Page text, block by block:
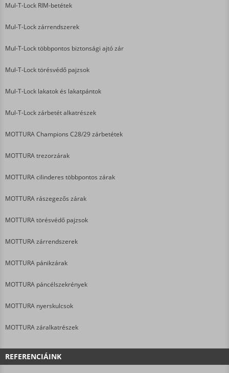
Mul-T-Lock RIM-betétek
Mul-T-Lock zárrendszerek
Mul-T-Lock többpontos biztonsági ajtó zár
Mul-T-Lock törésvédő pajzsok
Mul-T-Lock lakatok és lakatpántok
Mul-T-Lock zárbetét alkatrészek
MOTTURA Champions C28/29 zárbetétek
MOTTURA trezorzárak
MOTTURA cilinderes többpontos zárak
MOTTURA rászegezős zárak
MOTTURA törésvédő pajzsok
MOTTURA zárrendszerek
MOTTURA pánikzárak
MOTTURA páncélszekrények
MOTTURA nyerskulcsok
MOTTURA záralkatrészek
REFERENCIÁINK